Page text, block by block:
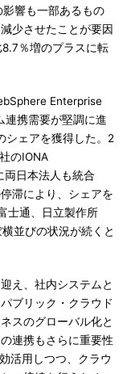
響も一部あるもの
少させたことが要因
％増のプラスに転
Enterprise
連携需要が堅調に進
シェアを獲得した。2
のIONA
日本法人も統合
滞により、シェアを
士通、日立製作所
並びの状況が続くと
え、社内システムと
ブリック・クラウド
スのグローバル化と
連携もさらに重要性
活用しつつ、クラウ